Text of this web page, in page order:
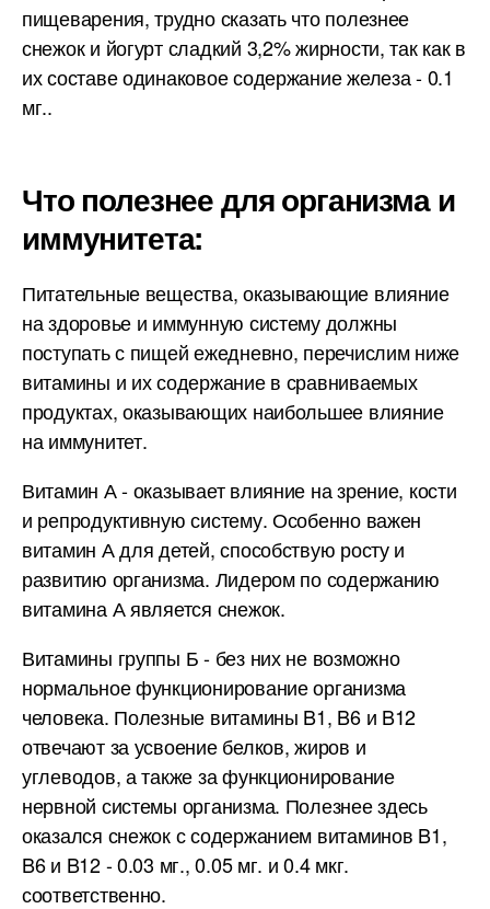
пищеварения, трудно сказать что полезнее
снежок и йогурт сладкий 3,2% жирности, так как в
их составе одинаковое содержание железа - 0.1
мг..
Что полезнее для организма и
иммунитета:
Питательные вещества, оказывающие влияние
на здоровье и иммунную систему должны
поступать с пищей ежедневно, перечислим ниже
витамины и их содержание в сравниваемых
продуктах, оказывающих наибольшее влияние
на иммунитет.
Витамин А - оказывает влияние на зрение, кости
и репродуктивную систему. Особенно важен
витамин А для детей, способствую росту и
развитию организма. Лидером по содержанию
витамина А является снежок.
Витамины группы Б - без них не возможно
нормальное функционирование организма
человека. Полезные витамины B1, B6 и B12
отвечают за усвоение белков, жиров и
углеводов, а также за функционирование
нервной системы организма. Полезнее здесь
оказался снежок с содержанием витаминов B1,
B6 и B12 - 0.03 мг., 0.05 мг. и 0.4 мкг.
соответственно.